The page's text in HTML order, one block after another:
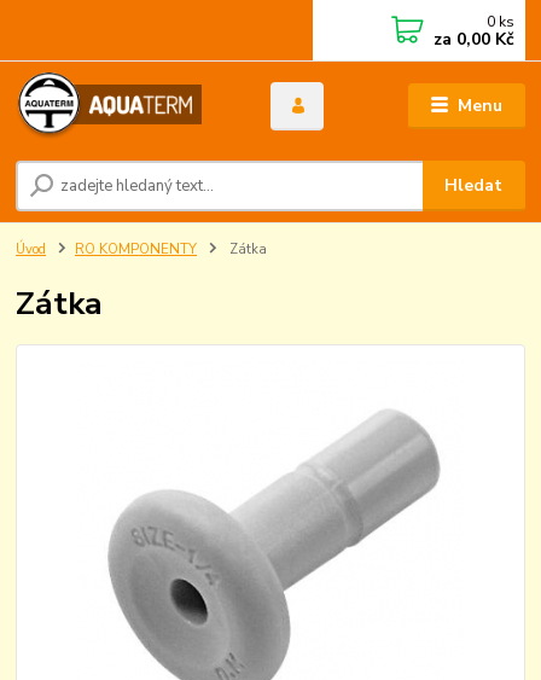
Menu
Hledat
0 ks
za 0,00 Kč
Úvod RO KOMPONENTY Zátka
Zátka